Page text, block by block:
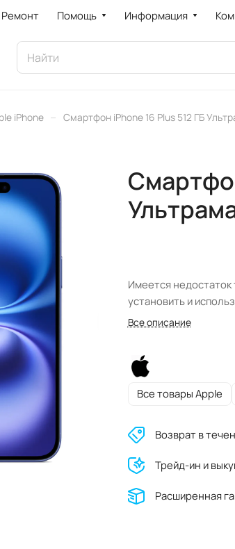
Ремонт Помощь Информация
iPhone – Смартфон iPhone 16 Plus 512 ГБ
Имеется
установить и
Все описание
Все товары Apple
Возврат в
Трейд-ин и
Расширенная